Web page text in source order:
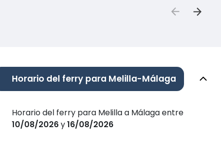
Horario del ferry para Melilla-Málaga
Horario del ferry para Melilla a Málaga entre
10/08/2026y16/08/2026